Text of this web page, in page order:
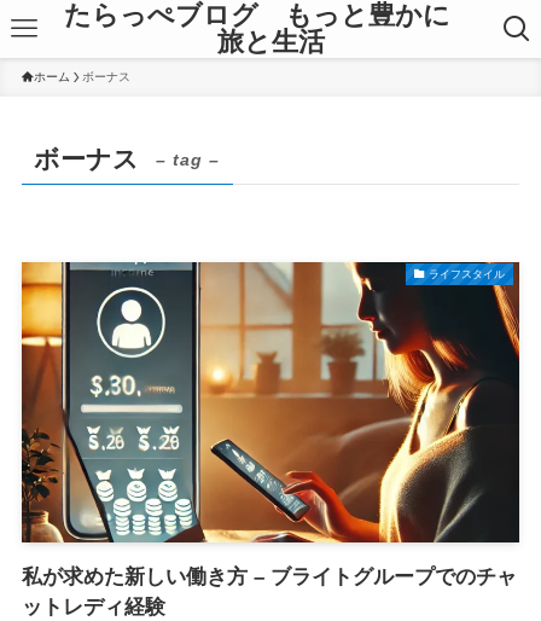
たらっぺブログ もっと豊かに
旅と生活
ホーム ボーナス
ボーナス – tag –
ライフスタイル
私が求めた新しい働き方 – ブライトグループでのチャ
ットレディ経験